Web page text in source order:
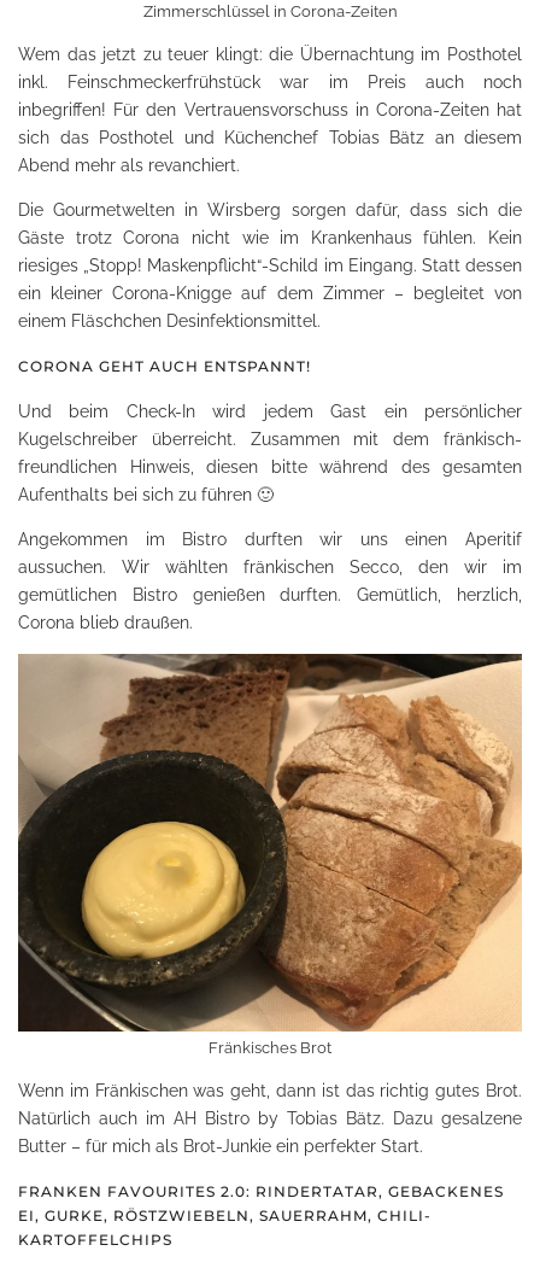
Zimmerschlüssel in Corona-Zeiten
Wem das jetzt zu teuer klingt: die Übernachtung im Posthotel
inkl. Feinschmeckerfrühstück war im Preis auch noch
inbegriffen! Für den Vertrauensvorschuss in Corona-Zeiten hat
sich das Posthotel und Küchenchef Tobias Bätz an diesem
Abend mehr als revanchiert.
Die Gourmetwelten in Wirsberg sorgen dafür, dass sich die
Gäste trotz Corona nicht wie im Krankenhaus fühlen. Kein
riesiges „Stopp! Maskenpflicht“-Schild im Eingang. Statt dessen
ein kleiner Corona-Knigge auf dem Zimmer – begleitet von
einem Fläschchen Desinfektionsmittel.
CORONA GEHT AUCH ENTSPANNT!
Und beim Check-In wird jedem Gast ein persönlicher
Kugelschreiber überreicht. Zusammen mit dem fränkisch-
freundlichen Hinweis, diesen bitte während des gesamten
Aufenthalts bei sich zu führen 🙂
Angekommen im Bistro durften wir uns einen Aperitif
aussuchen. Wir wählten fränkischen Secco, den wir im
gemütlichen Bistro genießen durften. Gemütlich, herzlich,
Corona blieb draußen.
Fränkisches Brot
Wenn im Fränkischen was geht, dann ist das richtig gutes Brot.
Natürlich auch im AH Bistro by Tobias Bätz. Dazu gesalzene
Butter – für mich als Brot-Junkie ein perfekter Start.
FRANKEN FAVOURITES 2.0: RINDERTATAR, GEBACKENES
EI, GURKE, RÖSTZWIEBELN, SAUERRAHM, CHILI-
KARTOFFELCHIPS